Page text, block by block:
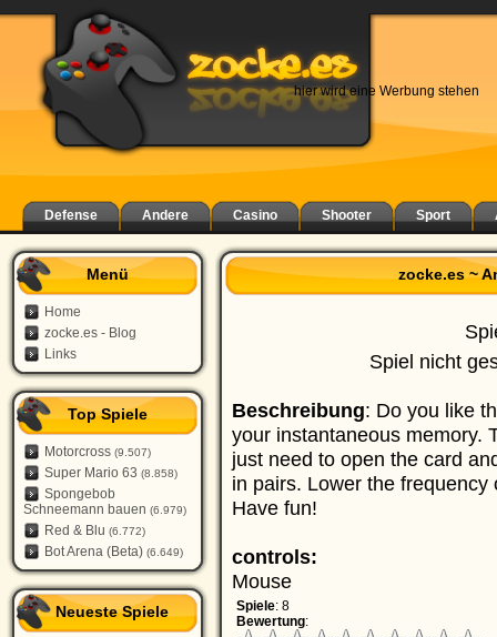
hier wird eine Werbung stehen
Defense Andere Casino Shooter Sport
Menü
Home
zocke.es - Blog
Links
Top Spiele
Motorcross (9.507)
Super Mario 63 (8.858)
Spongebob
Schneemann bauen (6.979)
Red & Blu (6.772)
Bot Arena (Beta) (6.649)
Neueste Spiele
zocke.es ~
Spiel nicht
Beschreibung: Do you like
your instantaneous memory.
just need to open the card
in pairs. Lower the
Have fun!
controls:
Mouse
Spiele: 8
Bewertung: